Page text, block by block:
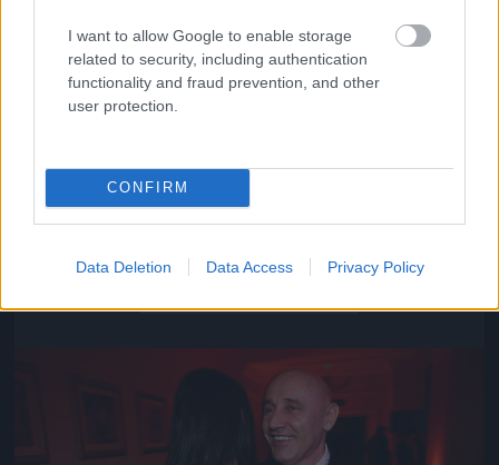
I want to allow Google to enable storage
related to security, including authentication
functionality and fraud prevention, and other
user protection.
CONFIRM
Data Deletion Data Access Privacy Policy
Fotó: Szécsi István / Velvet
Jön még kép!